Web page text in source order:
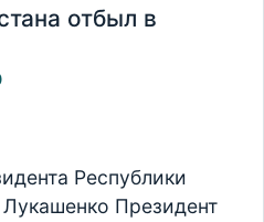
отбыл в
Республики
Президент